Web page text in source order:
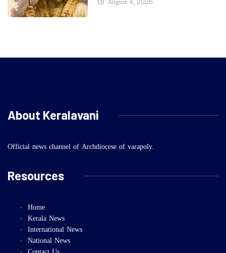
August 4, 2026
About Keralavani
Official news channel of Archdiocese of varapoly.
Resources
Home
Kerala News
International News
National News